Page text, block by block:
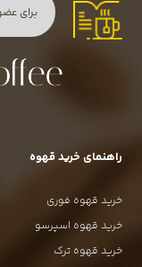
راهنمای خرید قهوه
خرید قهوه فوری
خرید قهوه اسپرسو
خرید قهوه ترک